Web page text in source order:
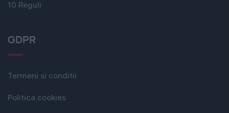
10 Reguli
GDPR
Termeni si conditii
Politica cookies